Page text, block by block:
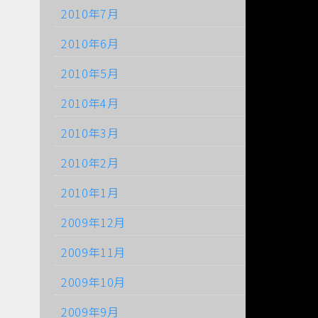
2010年7月
2010年6月
2010年5月
2010年4月
2010年3月
2010年2月
2010年1月
2009年12月
2009年11月
2009年10月
2009年9月